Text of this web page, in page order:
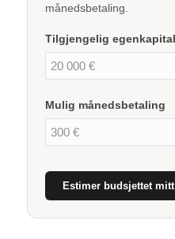
månedsbetaling.
Tilgjengelig egenkapital
Mulig månedsbetaling
Estimer budsjettet mitt